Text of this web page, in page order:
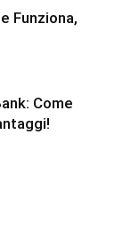
Funziona,
Come